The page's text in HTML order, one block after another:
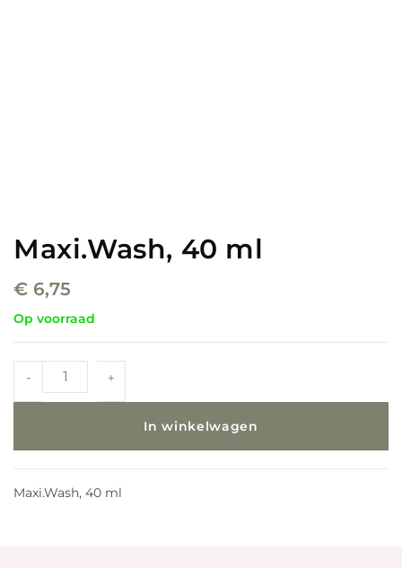
Maxi.Wash, 40 ml
€ 6,75
Op voorraad
- +
In winkelwagen
Maxi.Wash, 40 ml